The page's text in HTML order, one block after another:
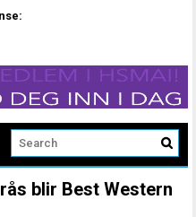
blir Best Western